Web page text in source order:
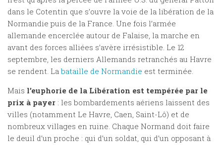
dans le Cotentin que s’ouvre la voie de la libération de la
Normandie puis de la France. Une fois l’armée
allemande encerclée autour de Falaise, la marche en
avant des forces alliées s’avère irrésistible. Le 12
septembre, les derniers Allemands retranchés au Havre
se rendent. La bataille de Normandie est terminée.
Mais l’euphorie de la Libération est tempérée par le
prix à payer : les bombardements aériens laissent des
villes (notamment Le Havre, Caen, Saint-Lô) et de
nombreux villages en ruine. Chaque Normand doit faire
le deuil d’un proche : qui d’un soldat, qui d’un opposant à